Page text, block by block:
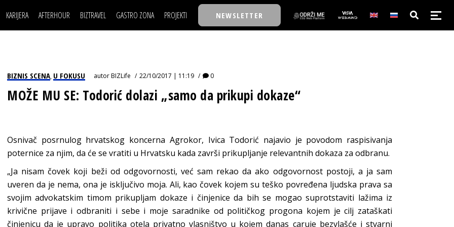
KARIJERA
MOJ UGAO
USAVRŠAVANJE
AFTERHOUR
AUTO SVET
STIL
BIZTRAVEL GASTRO ZONA PROJEKTI
BACK TO OFFICE/SCHOOL
BIZKOLEGIJUM
BMW BIZNIS LIGA
BIZLIFE WEEK
IZJAVA GODINE
NEWSLETTER
POSAO
USAVRŠAVANJE
KNOW-HOW
FILM I SCENA
STIL
WELLBEING
NAJKOLEGA
BACK TO OFFICE/SCHOOL
BIZBENDOVI
BIZLIFE WEEK
BIZNIS SCENA, U FOKUSU autorBIZLife 22/10/2017 | 11:19 0
MOŽE MU SE: Todorić dolazi „samo da prikupi dokaze“
Osnivač posrnulog hrvatskog koncerna Agrokor, Ivica Todorić najavio je povodom raspisivanja
poternice za njim, da će se vratiti u Hrvatsku kada završi prikupljanje relevantnih dokaza za odbranu.
„Ja nisam čovek koji beži od odgovornosti, već sam rekao da ako odgovornost postoji, a ja sam
uveren da je nema, ona je isključivo moja. Ali, kao čovek kojem su teško povređena ljudska prava sa
svojim advokatskim timom prikupljam dokaze i činjenice da bih se mogao suprotstaviti lažima iz
krivične prijave i odbraniti i sebe i moje saradnike od političkog progona kojem je cilj zataškati
činjenicu da je upravo politika otela privatno vlasništvo u kojem danas caruje bezvlašće i stvarni